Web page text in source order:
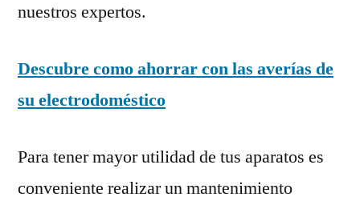
nuestros expertos.
Descubre como ahorrar con las averías de
su electrodoméstico
Para tener mayor utilidad de tus aparatos es
conveniente realizar un mantenimiento